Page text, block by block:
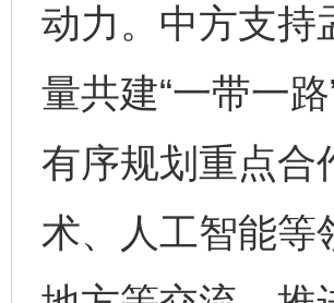
动力。中方支持
量共建“一带一
有序规划重点合
术、人工智能等